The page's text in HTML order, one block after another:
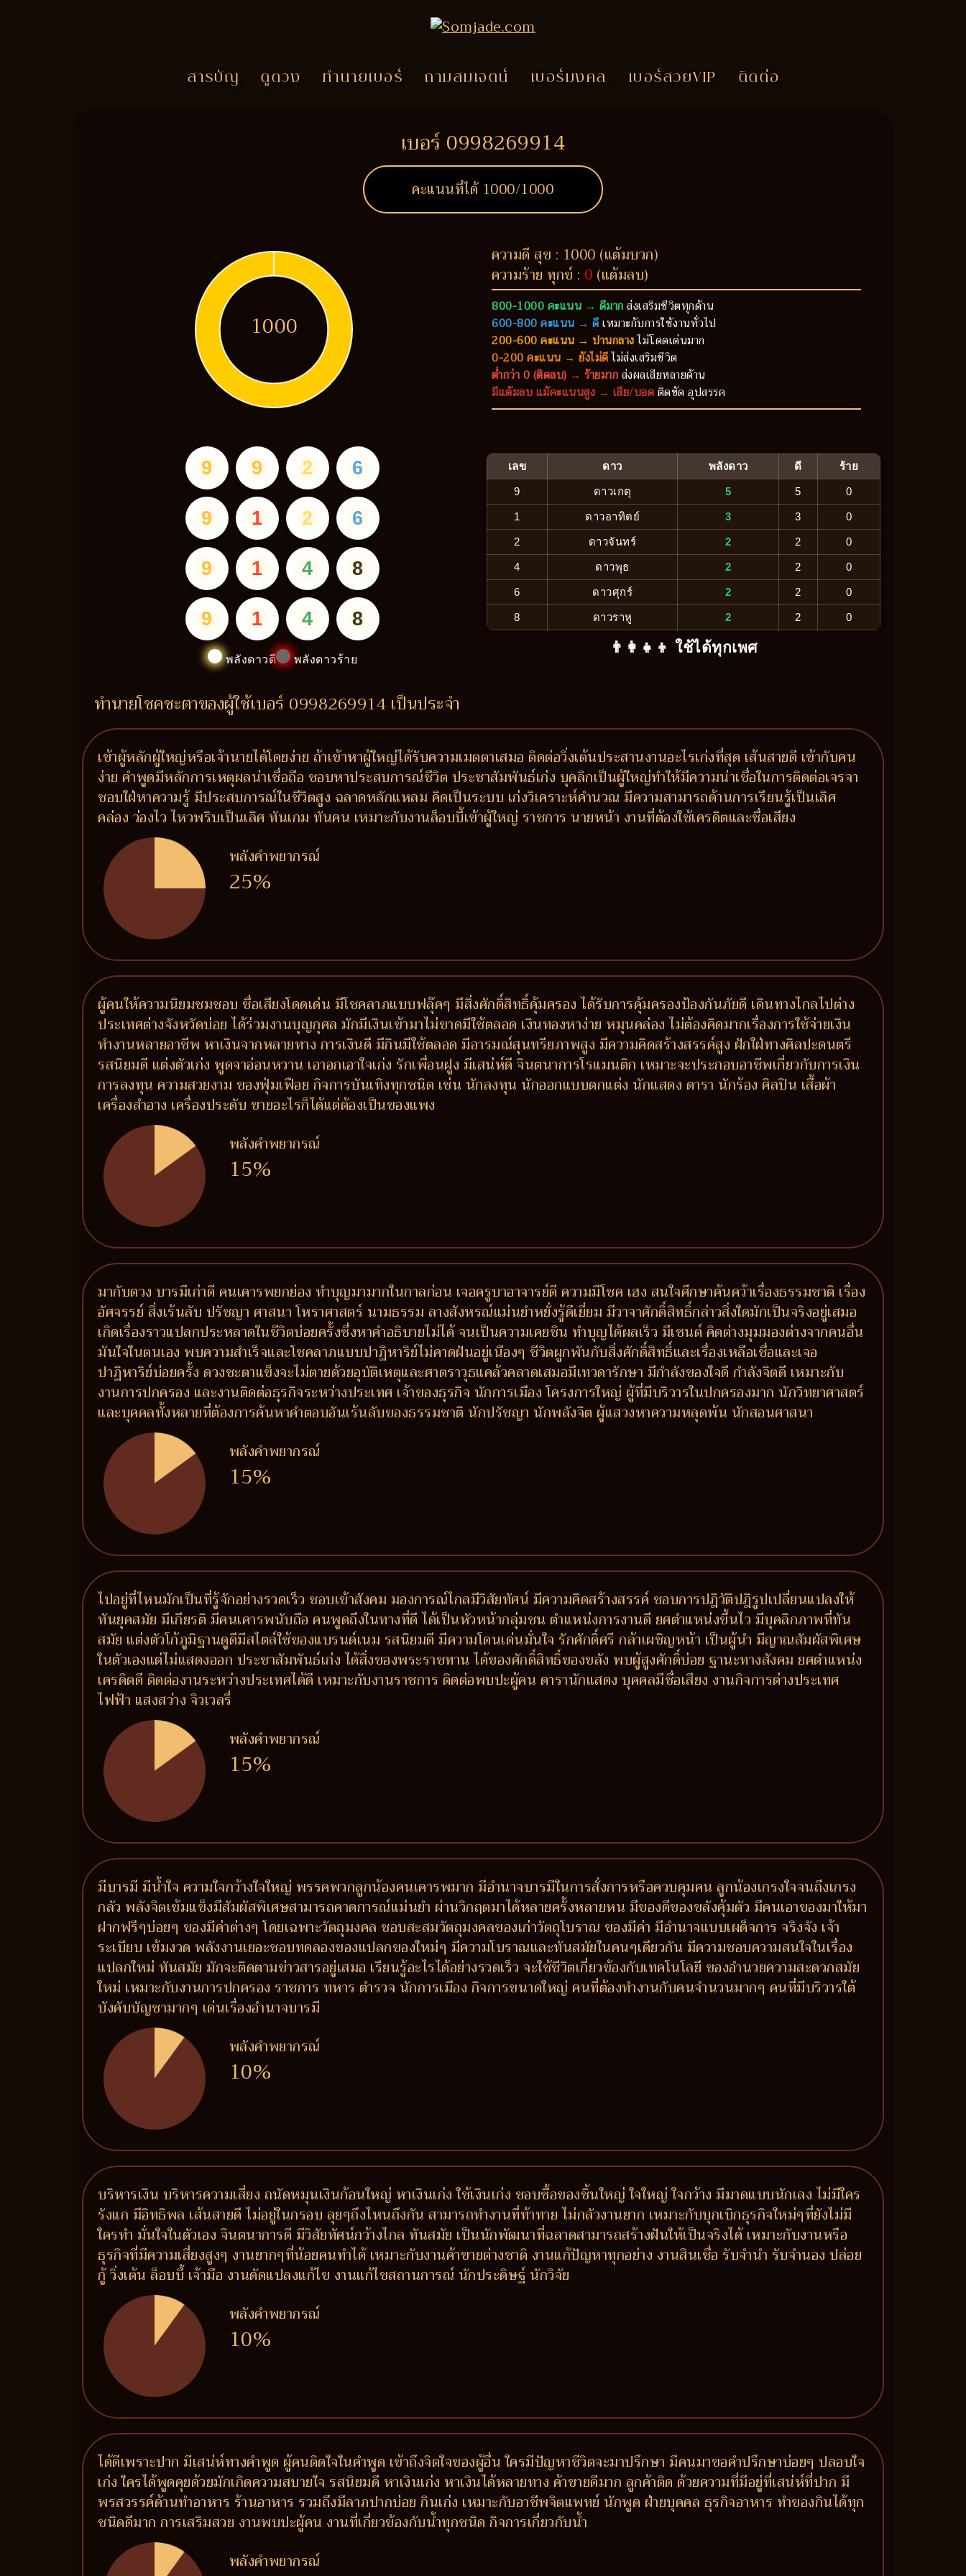
สารบัญ ดูดวง ทำนายเบอร์ ถามสมเจตน์ เบอร์มงคล เบอร์สวยVIP ติดต่อ
เบอร์ 0998269914
คะแนนที่ได้ 1000/1000
1000
ความดี สุข : 1000 (แต้มบวก)
ความร้าย ทุกข์ : 0 (แต้มลบ)
800-1000 คะแนน → ดีมากส่งเสริมชีวิตทุกด้าน
600-800 คะแนน → ดีเหมาะกับการใช้งานทั่วไป
200-600 คะแนน → ปานกลางไม่โดดเด่นมาก
0-200 คะแนน → ยังไม่ดีไม่ส่งเสริมชีวิต
ต่ำกว่า 0 (ติดลบ) → ร้ายมากส่งผลเสียหลายด้าน
มีแต้มลบ แม้คะแนนสูง → เสีย/บอดติดขัด อุปสรรค
9 9 2 6
9 1 2 6
9 1 4 8
9 1 4 8
พลังดาวดี พลังดาวร้าย
เลข ดาว พลังดาว ดี ร้าย
9 ดาวเกตุ 5 5 0
1 ดาวอาทิตย์ 3 3 0
2 ดาวจันทร์ 2 2 0
4 ดาวพุธ 2 2 0
6 ดาวศุกร์ 2 2 0
8 ดาวราหู 2 2 0
👨‍👩‍👧‍👦 ใช้ได้ทุกเพศ
ทำนายโชคชะตาของผู้ใช้เบอร์ 0998269914 เป็นประจำ
เข้าผู้หลักผู้ใหญ่หรือเจ้านายได้โดยง่าย ถ้าเข้าหาผู้ใหญ่ได้รับความเมตตาเสมอ ติดต่อวิ่งเต้นประสานงานอะไรเก่งที่สุด เส้นสายดี เข้ากับคน
ง่าย คำพูดมีหลักการเหตุผลน่าเชื่อถือ ชอบหาประสบการณ์ชีวิต ประชาสัมพันธ์เก่ง บุคลิกเป็นผู้ใหญ่ทำให้มีความน่าเชื่อในการติดต่อเจรจา
ชอบใฝ่หาความรู้ มีประสบการณ์ในชีวิตสูง ฉลาดหลักแหลม คิดเป็นระบบ เก่งวิเคราะห์คำนวณ มีความสามารถด้านการเรียนรู้เป็นเลิศ
คล่อง ว่องไว ไหวพริบเป็นเลิศ ทันเกม ทันคน เหมาะกับงานล็อบบี้เข้าผู้ใหญ่ ราชการ นายหน้า งานที่ต้องใช้เครดิตและชื่อเสียง
พลังคำพยากรณ์
25%
ผู้คนให้ความนิยมชมชอบ ชื่อเสียงโดดเด่น มีโชคลาภแบบฟลุ๊คๆ มีสิ่งศักดิ์สิทธิ์คุ้มครอง ได้รับการคุ้มครองป้องกันภัยดี เดินทางไกลไปต่าง
ประเทศต่างจังหวัดบ่อย ได้ร่วมงานบุญกุศล มักมีเงินเข้ามาไม่ขาดมีใช้ตลอด เงินทองหาง่าย หมุนคล่อง ไม่ต้องคิดมากเรื่องการใช้จ่ายเงิน
ทำงานหลายอาชีพ หาเงินจากหลายทาง การเงินดี มีกินมีใช้ตลอด มีอารมณ์สุนทรียภาพสูง มีความคิดสร้างสรรค์สูง ฝักใฝ่ทางศิลปะดนตรี
รสนิยมดี แต่งตัวเก่ง พูดจาอ่อนหวาน เอาอกเอาใจเก่ง รักเพื่อนฝูง มีเสน่ห์ดี จินตนาการโรแมนติก เหมาะจะประกอบอาชีพเกี่ยวกับการเงิน
การลงทุน ความสวยงาม ของฟุ่มเฟือย กิจการบันเทิงทุกชนิด เช่น นักลงทุน นักออกแบบตกแต่ง นักแสดง ดารา นักร้อง ศิลปิน เสื้อผ้า
เครื่องสำอาง เครื่องประดับ ขายอะไรก็ได้แต่ต้องเป็นของแพง
พลังคำพยากรณ์
15%
มากับดวง บารมีเก่าดี คนเคารพยกย่อง ทำบุญมามากในกาลก่อน เจอครูบาอาจารย์ดี ความมีโชค เฮง สนใจศึกษาค้นคว้าเรื่องธรรมชาติ เรื่อง
อัศจรรย์ สิ่งเร้นลับ ปรัชญา ศาสนา โหราศาสตร์ นามธรรม ลางสังหรณ์แม่นยำหยั่งรู้ดีเยี่ยม มีวาจาศักดิ์สิทธิ์กล่าวสิ่งใดมักเป็นจริงอยู่เสมอ
เกิดเรื่องราวแปลกประหลาดในชีวิตบ่อยครั้งซึ่งหาคำอธิบายไม่ได้ จนเป็นความเคยชิน ทำบุญได้ผลเร็ว มีเซนต์ คิดต่างมุมมองต่างจากคนอื่น
มันใจในตนเอง พบความสำเร็จและโชคลาภแบบปาฏิหาริย์ไม่คาดฝันอยู่เนืองๆ ชีวิตผูกพันกับสิ่งศักดิ์สิทธิ์และเรื่องเหลือเชื่อและเจอ
ปาฏิหาริย์บ่อยครั้ง ดวงชะตาแข็งจะไม่ตายด้วยอุบัติเหตุและศาตราวุธแคล้วคลาดเสมอมีเทวดารักษา มีกำลังของใจดี กำลังจิตดี เหมาะกับ
งานการปกครอง และงานติดต่อธุรกิจระหว่างประเทศ เจ้าของธุรกิจ นักการเมือง โครงการใหญ่ ผู้ที่มีบริวารในปกครองมาก นักวิทยาศาสตร์
และบุคคลทั้งหลายที่ต้องการค้นหาคำตอบอันเร้นลับของธรรมชาติ นักปรัชญา นักพลังจิต ผู้แสวงหาความหลุดพ้น นักสอนศาสนา
พลังคำพยากรณ์
15%
ไปอยู่ที่ไหนมักเป็นที่รู้จักอย่างรวดเร็ว ชอบเข้าสังคม มองการณ์ไกลมีวิสัยทัศน์ มีความคิดสร้างสรรค์ ชอบการปฎิวัติปฎิรูปเปลี่ยนแปลงให้
ทันยุคสมัย มีเกียรติ มีคนเคารพนับถือ คนพูดถึงในทางที่ดี ได้เป็นหัวหน้ากลุ่มชน ตำแหน่งการงานดี ยศตำแหน่งขึ้นไว มีบุคลิกภาพที่ทัน
สมัย แต่งตัวโก้ภูมิฐานดูดีมีสไตล์ใช้ของแบรนด์เนม รสนิยมดี มีความโดนเด่นมั่นใจ รักศักดิ์ศรี กล้าเผชิญหน้า เป็นผู้นำ มีญาณสัมผัสพิเศษ
ในตัวเองแต่ไม่แสดงออก ประชาสัมพันธ์เก่ง ได้สิ่งของพระราชทาน ได้ของศักดิ์สิทธิ์ของขลัง พบผู้สูงศักดิ์บ่อย ฐานะทางสังคม ยศตำแหน่ง
เครดิตดี ติดต่องานระหว่างประเทศได้ดี เหมาะกับงานราชการ ติดต่อพบปะผู้คน ดารานักแสดง บุคคลมีชื่อเสียง งานกิจการต่างประเทศ
ไฟฟ้า แสงสว่าง จิวเวลรี่
พลังคำพยากรณ์
15%
มีบารมี มีน้ำใจ ความใจกว้างใจใหญ่ พรรคพวกลูกน้องคนเคารพมาก มีอำนาจบารมีในการสั่งการหรือควบคุมคน ลูกน้องเกรงใจจนถึงเกรง
กลัว พลังจิตเข้มแข็งมีสัมผัสพิเศษสามารถคาดการณ์แม่นยำ ผ่านวิกฤตมาได้หลายครั้งหลายหน มีของดีของขลังคุ้มตัว มีคนเอาของมาให้มา
ฝากฟรีๆบ่อยๆ ของมีค่าต่างๆ โดยเฉพาะวัตถุมงคล ชอบสะสมวัตถุมงคลของเก่าวัตถุโบราณ ของมีค่า มีอำนาจแบบเผด็จการ จริงจัง เจ้า
ระเบียบ เข้มงวด พลังงานเยอะชอบทดลองของแปลกของใหม่ๆ มีความโบราณและทันสมัยในคนๆเดียวกัน มีความชอบความสนใจในเรื่อง
แปลกใหม่ ทันสมัย มักจะติดตามข่าวสารอยู่เสมอ เรียนรู้อะไรได้อย่างรวดเร็ว จะใช้ชีวิตเกี่ยวข้องกับเทคโนโลยี ของอำนวยความสะดวกสมัย
ใหม่ เหมาะกับงานการปกครอง ราชการ ทหาร ตำรวจ นักการเมือง กิจการขนาดใหญ่ คนที่ต้องทำงานกับคนจำนวนมากๆ คนที่มีบริวารใต้
บังคับบัญชามากๆ เด่นเรื่องอำนาจบารมี
พลังคำพยากรณ์
10%
บริหารเงิน บริหารความเสี่ยง ถนัดหมุนเงินก้อนใหญ่ หาเงินเก่ง ใช้เงินเก่ง ชอบซื้อของชิ้นใหญ่ ใจใหญ่ ใจกว้าง มีมาดแบบนักเลง ไม่มีใคร
รังแก มีอิทธิพล เส้นสายดี ไม่อยู่ในกรอบ ลุยๆถึงไหนถึงกัน สามารถทำงานที่ท้าทาย ไม่กลัวงานยาก เหมาะกับบุกเบิกธุรกิจใหม่ๆที่ยังไม่มี
ใครทำ มั่นใจในตัวเอง จินตนาการดี มีวิสัยทัศน์กว้างไกล ทันสมัย เป็นนักพัฒนาที่ฉลาดสามารถสร้างฝันให้เป็นจริงได้ เหมาะกับงานหรือ
ธุรกิจที่มีความเสี่ยงสูงๆ งานยากๆที่น้อยคนทำได้ เหมาะกับงานค้าขายต่างชาติ งานแก้ปัญหาทุกอย่าง งานสินเชื่อ รับจำนำ รับจำนอง ปล่อย
กู้ วิ่งเต้น ล็อบบี้ เจ้ามือ งานดัดแปลงแก้ไข งานแก้ไขสถานการณ์ นักประดิษฐ์ นักวิจัย
พลังคำพยากรณ์
10%
ได้ดีเพราะปาก มีเสน่ห์ทางคำพูด ผู้คนติดใจในคำพูด เข้าถึงจิตใจของผู้อื่น ใครมีปัญหาชีวิตจะมาปรึกษา มีคนมาขอคำปรึกษาบ่อยๆ ปลอบใจ
เก่ง ใครได้พูดคุยด้วยมักเกิดความสบายใจ รสนิยมดี หาเงินเก่ง หาเงินได้หลายทาง ค้าขายดีมาก ลูกค้าติด ด้วยความที่มีอยู่ที่เสน่ห์ที่ปาก มี
พรสวรรค์ด้านทำอาหาร ร้านอาหาร รวมถึงมีลาภปากบ่อย กินเก่ง เหมาะกับอาชีพจิตแพทย์ นักพูด ฝ่ายบุคคล ธุรกิจอาหาร ทำของกินได้ทุก
ชนิดดีมาก การเสริมสวย งานพบปะผู้คน งานที่เกี่ยวข้องกับน้ำทุกชนิด กิจการเกี่ยวกับน้ำ
พลังคำพยากรณ์